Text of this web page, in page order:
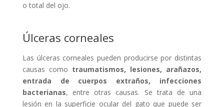
o total del ojo.
Úlceras corneales
Las úlceras corneales pueden producirse por distintas
causas como traumatismos, lesiones, arañazos,
entrada de cuerpos extraños, infecciones
bacterianas, entre otras causas. Se trata de una
lesión en la superficie ocular del gato que puede ser